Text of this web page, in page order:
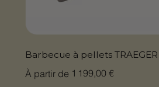
Barbecue à pellets
À partir de Prix
1 199,00 €